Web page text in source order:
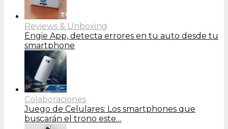
Reviews & Unboxing
Engie App, detecta errores en tu auto desde tu
smartphone
Colaboraciones
Juego de Celulares: Los smartphones que
buscarán el trono este…